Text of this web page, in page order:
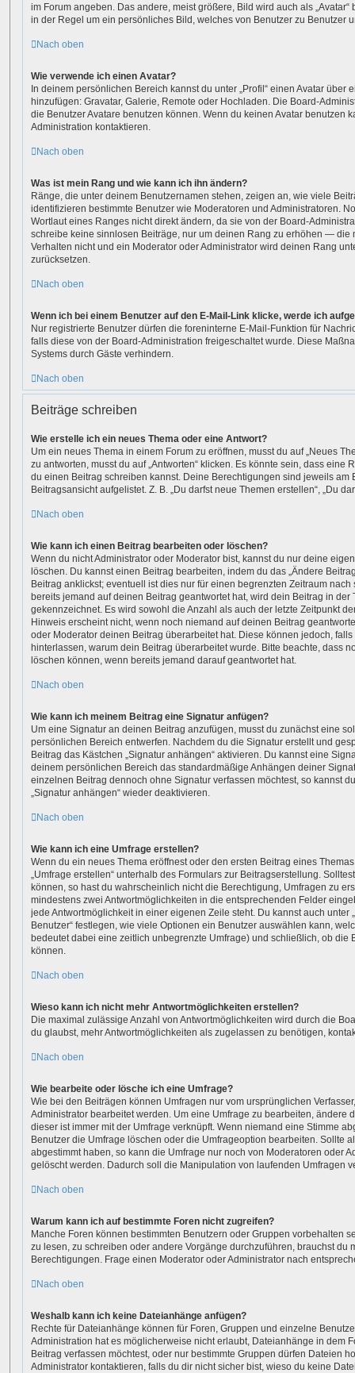
im Forum angeben. Das andere, meist größere, Bild wird auch als
in der Regel um ein persönliches Bild, welches von Benutzer zu Benutzer
Nach oben
Wie verwende ich einen Avatar?
In deinem persönlichen Bereich kannst du unter „Profil“ einen Avatar über
hinzufügen: Gravatar, Galerie, Remote oder Hochladen. Die Board-
die Benutzer Avatare benutzen können. Wenn du keinen Avatar benutzen
Administration kontaktieren.
Nach oben
Was ist mein Rang und wie kann ich ihn ändern?
Ränge, die unter deinem Benutzernamen stehen, zeigen an, wie viele
identifizieren bestimmte Benutzer wie Moderatoren und Administratoren.
Wortlaut eines Ranges nicht direkt ändern, da sie von der Board-
schreibe keine sinnlosen Beiträge, nur um deinen Rang zu erhöhen — die
Verhalten nicht und ein Moderator oder Administrator wird deinen Rang
zurücksetzen.
Nach oben
Wenn ich bei einem Benutzer auf den E-Mail-Link klicke, werde ich
Nur registrierte Benutzer dürfen die foreninterne E-Mail-Funktion für
falls diese von der Board-Administration freigeschaltet wurde. Diese
Systems durch Gäste verhindern.
Nach oben
Beiträge schreiben
Wie erstelle ich ein neues Thema oder eine Antwort?
Um ein neues Thema in einem Forum zu eröffnen, musst du auf „Neues
zu antworten, musst du auf „Antworten“ klicken. Es könnte sein, dass eine
du einen Beitrag schreiben kannst. Deine Berechtigungen sind jeweils am
Beitragsansicht aufgelistet. Z. B. „Du darfst neue Themen erstellen“, „Du
Nach oben
Wie kann ich einen Beitrag bearbeiten oder löschen?
Wenn du nicht Administrator oder Moderator bist, kannst du nur deine
löschen. Du kannst einen Beitrag bearbeiten, indem du das „Ändere
Beitrag anklickst; eventuell ist dies nur für einen begrenzten Zeitraum
bereits jemand auf deinen Beitrag geantwortet hat, wird dein Beitrag in
gekennzeichnet. Es wird sowohl die Anzahl als auch der letzte Zeitpunkt
Hinweis erscheint nicht, wenn noch niemand auf deinen Beitrag
oder Moderator deinen Beitrag überarbeitet hat. Diese können jedoch,
hinterlassen, warum dein Beitrag überarbeitet wurde. Bitte beachte, dass
löschen können, wenn bereits jemand darauf geantwortet hat.
Nach oben
Wie kann ich meinem Beitrag eine Signatur anfügen?
Um eine Signatur an deinen Beitrag anzufügen, musst du zunächst eine
persönlichen Bereich entwerfen. Nachdem du die Signatur erstellt und
Beitrag das Kästchen „Signatur anhängen“ aktivieren. Du kannst eine
deinem persönlichen Bereich das standardmäßige Anhängen deiner
einzelnen Beitrag dennoch ohne Signatur verfassen möchtest, so kannst
„Signatur anhängen“ wieder deaktivieren.
Nach oben
Wie kann ich eine Umfrage erstellen?
Wenn du ein neues Thema eröffnest oder den ersten Beitrag eines
„Umfrage erstellen“ unterhalb des Formulars zur Beitragserstellung.
können, so hast du wahrscheinlich nicht die Berechtigung, Umfragen zu
mindestens zwei Antwortmöglichkeiten in die entsprechenden Felder
jede Antwortmöglichkeit in einer eigenen Zeile steht. Du kannst auch unter
Benutzer“ festlegen, wie viele Optionen ein Benutzer auswählen kann,
bedeutet dabei eine zeitlich unbegrenzte Umfrage) und schließlich, ob die
können.
Nach oben
Wieso kann ich nicht mehr Antwortmöglichkeiten erstellen?
Die maximal zulässige Anzahl von Antwortmöglichkeiten wird durch die
du glaubst, mehr Antwortmöglichkeiten als zugelassen zu benötigen,
Nach oben
Wie bearbeite oder lösche ich eine Umfrage?
Wie bei den Beiträgen können Umfragen nur vom ursprünglichen
Administrator bearbeitet werden. Um eine Umfrage zu bearbeiten, ändere
dieser ist immer mit der Umfrage verknüpft. Wenn niemand eine Stimme
Benutzer die Umfrage löschen oder die Umfrageoption bearbeiten. Sollte
abgestimmt haben, so kann die Umfrage nur noch von Moderatoren oder
gelöscht werden. Dadurch soll die Manipulation von laufenden Umfragen
Nach oben
Warum kann ich auf bestimmte Foren nicht zugreifen?
Manche Foren können bestimmten Benutzern oder Gruppen vorbehalten
zu lesen, zu schreiben oder andere Vorgänge durchzuführen, brauchst du
Berechtigungen. Frage einen Moderator oder Administrator nach
Nach oben
Weshalb kann ich keine Dateianhänge anfügen?
Rechte für Dateianhänge können für Foren, Gruppen und einzelne
Administration hat es möglicherweise nicht erlaubt, Dateianhänge in dem
Beitrag verfassen möchtest, oder nur bestimmte Gruppen dürfen Dateien
Administrator kontaktieren, falls du dir nicht sicher bist, wieso du keine